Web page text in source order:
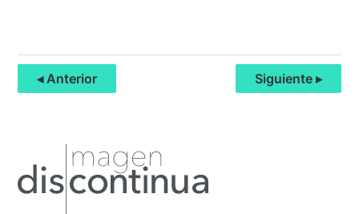
◂ Anterior Siguiente ▸
Primary
Sidebar